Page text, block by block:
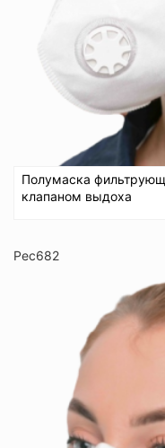
Полумаска
клапаном выдоха
Рес682